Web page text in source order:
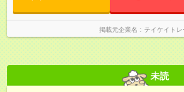
掲載元企業名 テイケイトレ
未読